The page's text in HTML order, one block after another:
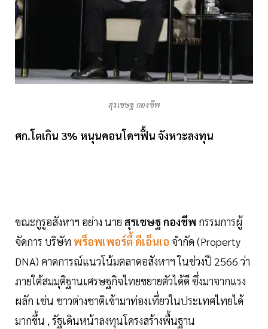
สุรเชษฐ กองชีพ
ศก.โตเกิน 3% หนุนคอนโดฯฟื้น จังหวะลงทุน
ขณะกูรูอสังหาฯ อย่าง นาย สุรเชษฐ กองชีพ กรรมการผู้
จัดการ บริษัท พร็อพเพอร์ตี้ ดีเอ็นเอ จำกัด (Property
DNA) คาดการณ์แนวโน้มตลาดอสังหาฯ ในช่วงปี 2566 ว่า
ภายใต้สมมุติฐานเศรษฐกิจไทยขยายตัวได้ดี ซึ่งมาจากแรง
ผลัก เช่น ชาวต่างชาติเข้ามาท่องเที่ยวในประเทศไทยได้
มากขึ้น , รัฐเดินหน้าลงทุนโครงสร้างพื้นฐาน